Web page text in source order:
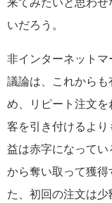
いだろう。
非インターネット
議論は、これから
め、リピート注文
客を引き付けるよ
益は赤字になって
から奪い取って獲
た、初回の注文は